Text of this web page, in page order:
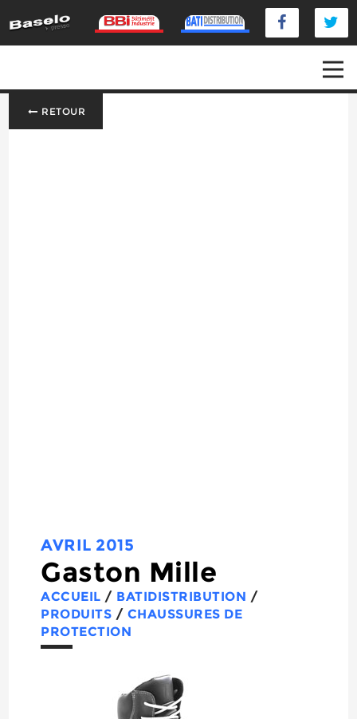
RETOUR
AVRIL 2015
Gaston Mille
ACCUEIL / BATIDISTRIBUTION /
PRODUITS / CHAUSSURES DE
PROTECTION